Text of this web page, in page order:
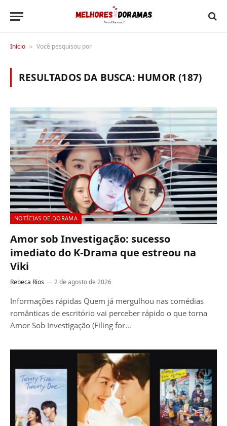
Início » Você pesquisou por
RESULTADOS DA BUSCA: HUMOR (187)
NOTÍCIAS DE DORAMA
Amor sob Investigação: sucesso
imediato do K-Drama que estreou na
Viki
Rebeca Rios 2 de agosto de 2026
Informações rápidas Quem já mergulhou nas comédias
românticas de escritório vai perceber rápido o que torna
Amor Sob Investigação (Filing for…